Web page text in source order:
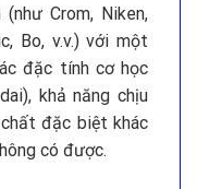
Crom, Niken,
Bo, v.v.) với một
đặc tính cơ học
khả năng chịu
đặc biệt khác
có được.